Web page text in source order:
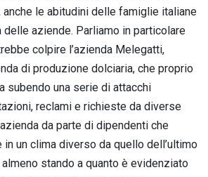
anche le abitudini delle famiglie italiane
delle aziende. Parliamo in particolare
colpire l’azienda Melegatti,
di produzione dolciaria, che proprio
subendo una serie di attacchi
reclami e richieste da diverse
da parte di dipendenti che
un clima diverso da quello dell’ultimo
stando a quanto è evidenziato